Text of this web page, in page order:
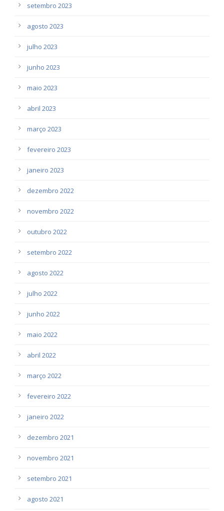
setembro 2023
agosto 2023
julho 2023
junho 2023
maio 2023
abril 2023
março 2023
fevereiro 2023
janeiro 2023
dezembro 2022
novembro 2022
outubro 2022
setembro 2022
agosto 2022
julho 2022
junho 2022
maio 2022
abril 2022
março 2022
fevereiro 2022
janeiro 2022
dezembro 2021
novembro 2021
setembro 2021
agosto 2021